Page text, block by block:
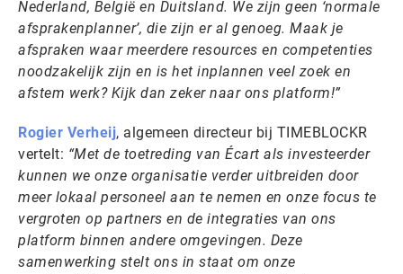
Nederland, België en Duitsland. We zijn geen ‘normale
afsprakenplanner’, die zijn er al genoeg. Maak je
afspraken waar meerdere resources en competenties
noodzakelijk zijn en is het inplannen veel zoek en
afstem werk? Kijk dan zeker naar ons platform!”
Rogier Verheij, algemeen directeur bij TIMEBLOCKR
vertelt: “Met de toetreding van Écart als investeerder
kunnen we onze organisatie verder uitbreiden door
meer lokaal personeel aan te nemen en onze focus te
vergroten op partners en de integraties van ons
platform binnen andere omgevingen. Deze
samenwerking stelt ons in staat om onze